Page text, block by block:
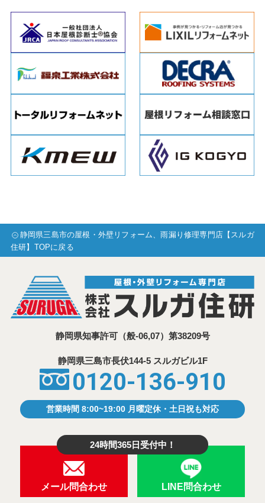
静岡県三島市の屋根・外壁リフォーム、雨漏り修理専門店【スルガ
住研】TOPに戻る
静岡県知事許可（般-06,07）第38209号
静岡県三島市⾧伏144-5 スルガビル1F
0120-136-910
営業時間 8:00~19:00 月曜定休・土日祝も対応
24時間365日受付中！
メール問合わせ LINE問合わせ